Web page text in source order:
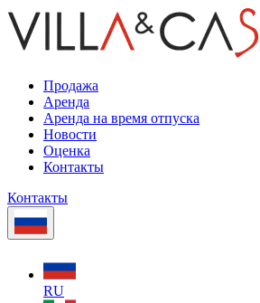
Продажа
Аренда
Аренда на время отпуска
Новости
Оценка
Контакты
Контакты
RU